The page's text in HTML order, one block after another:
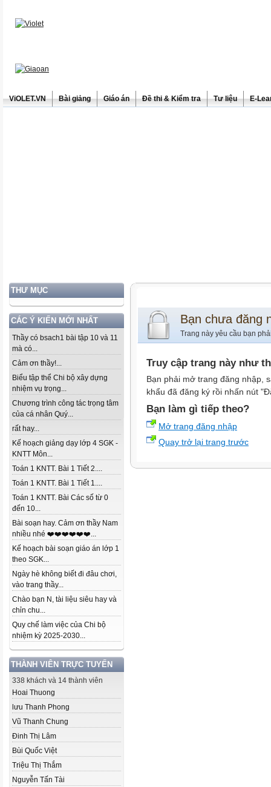
ViOLET.VN Bài giảng Giáo án Đề thi & Kiểm tra Tư liệu E-
THƯ MỤC
CÁC Ý KIẾN MỚI NHẤT
Thầy có bsach1 bài tập 10 và 11
mà có...
Cảm ơn thầy!...
Biểu tập thể Chi bộ xây dựng
nhiệm vụ trọng...
Chương trình công tác trọng tâm
của cá nhân Quý...
rất hay...
Kế hoạch giảng dạy lớp 4 SGK -
KNTT Môn...
Toán 1 KNTT. Bài 1 Tiết 2....
Toán 1 KNTT. Bài 1 Tiết 1....
Toán 1 KNTT. Bài Các số từ 0
đến 10...
Bài soạn hay. Cảm ơn thầy Nam
nhiều nhé ❤️❤️❤️❤️❤️❤️...
Kế hoạch bài soạn giáo án lớp 1
theo SGK...
Ngày hè không biết đi đâu chơi,
vào trang thầy...
Chào bạn N, tài liệu siêu hay và
chỉn chu...
Quy chế làm việc của Chi bộ
nhiệm kỳ 2025-2030...
THÀNH VIÊN TRỰC TUYẾN
338 khách và 14 thành viên
Hoai Thuong
lưu Thanh Phong
Vũ Thanh Chung
Đinh Thị Lâm
Bùi Quốc Việt
Triệu Thị Thắm
Nguyễn Tấn Tài
Bạn chưa đăng
Trang này yêu cầu bạn
Truy cập trang này như
Bạn phải mở trang đăng nhập,
khẩu đã đăng ký rồi nhấn nút
Bạn làm gì tiếp theo?
Mở trang đăng nhập
Quay trở lại trang trước